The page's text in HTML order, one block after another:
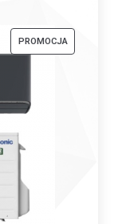
PROMOCJAPRODUKT